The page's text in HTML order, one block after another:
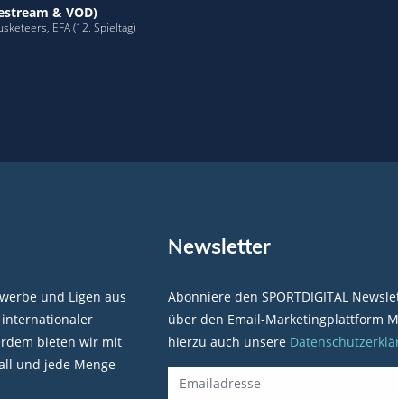
& VOD)
EFA (12. Spieltag)
und Ligen aus
internationaler
bieten wir mit
und jede Menge
Newsletter
Abonniere den SPORTDIGITAL
über den Email-Marketingplattform
hierzu auch unsere